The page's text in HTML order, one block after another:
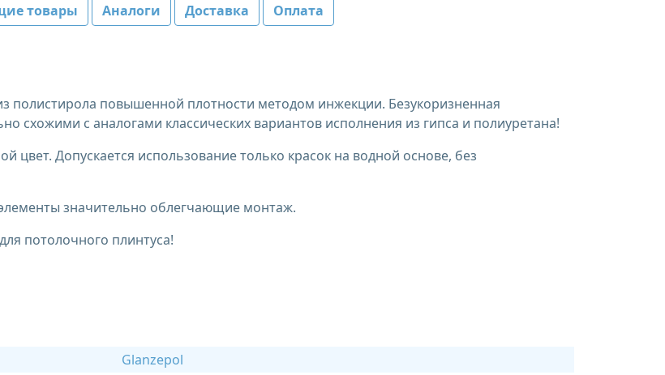
товары Аналоги Доставка Оплата
полистирола повышенной плотности методом инжекции. Безукоризненная
схожими с аналогами классических вариантов исполнения из гипса и полиуретана!
Допускается использование только красок на водной основе, без
значительно облегчающие монтаж.
потолочного плинтуса!
Glanzepol